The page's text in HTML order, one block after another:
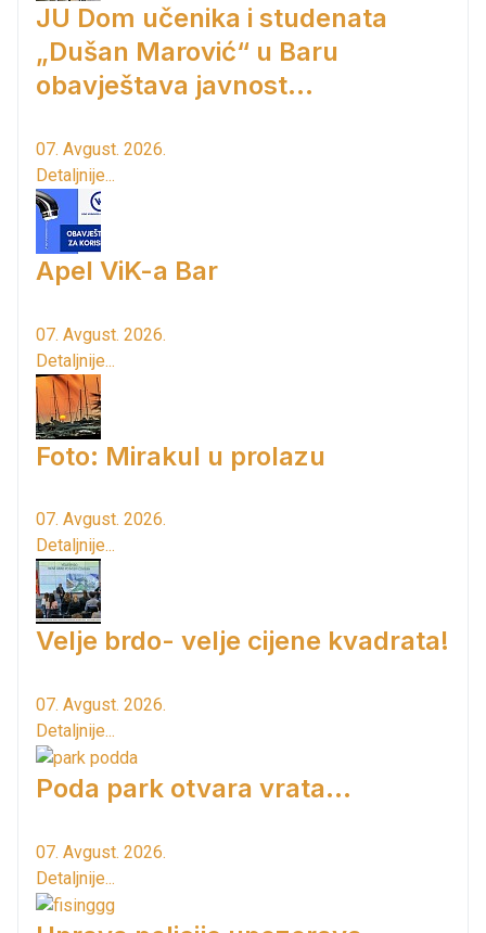
JU Dom učenika i studenata
„Dušan Marović“ u Baru
obavještava javnost...
07. Avgust. 2026.
Detaljnije...
Apel ViK-a Bar
07. Avgust. 2026.
Detaljnije...
Foto: Mirakul u prolazu
07. Avgust. 2026.
Detaljnije...
Velje brdo- velje cijene kvadrata!
07. Avgust. 2026.
Detaljnije...
Poda park otvara vrata...
07. Avgust. 2026.
Detaljnije...